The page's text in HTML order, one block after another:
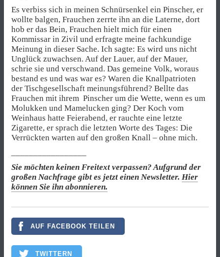
Es verbiss sich in meinen Schnürsenkel ein Pinscher, er
wollte balgen, Frauchen zerrte ihn an die Laterne, dort
hob er das Bein, Frauchen hielt mich für einen
Kommissar in Zivil und erfragte meine fachkundige
Meinung in dieser Sache. Ich sagte: Es wird uns nicht
Unglück zuwachsen. Auf der Lauer, auf der Mauer,
schrie sie und verschwand. Das gemeine Volk, woraus
bestand es und was war es? Waren die Knallpatrioten
der Tischgesellschaft meinungsführend? Bellte das
Frauchen mit ihrem Pinscher um die Wette, wenn es um
Molukken und Mamelucken ging? Der Koch vom
Weinhaus hatte Feierabend, er rauchte eine letzte
Zigarette, er sprach die letzten Worte des Tages: Die
Verrückten warten auf den großen Knall – ohne mich.
Sie möchten keinen Freitext verpassen? Aufgrund der
großen Nachfrage gibt es jetzt einen Newsletter. Hier
können Sie ihn abonnieren.
AUF FACEBOOK TEILEN
TWITTERN